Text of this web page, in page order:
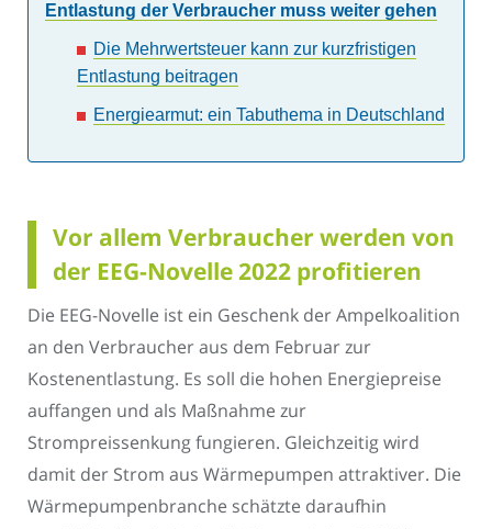
Entlastung der Verbraucher muss weiter gehen
Die Mehrwertsteuer kann zur kurzfristigen
Entlastung beitragen
Energiearmut: ein Tabuthema in Deutschland
Vor allem Verbraucher werden von
der EEG-Novelle 2022 profitieren
Die EEG-Novelle ist ein Geschenk der Ampelkoalition
an den Verbraucher aus dem Februar zur
Kostenentlastung. Es soll die hohen Energiepreise
auffangen und als Maßnahme zur
Strompreissenkung fungieren. Gleichzeitig wird
damit der Strom aus Wärmepumpen attraktiver. Die
Wärmepumpenbranche schätzte daraufhin